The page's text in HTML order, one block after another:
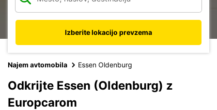
Izberite lokacijo prevzema
Najem avtomobila Essen Oldenburg
Odkrijte Essen (Oldenburg) z
Europcarom